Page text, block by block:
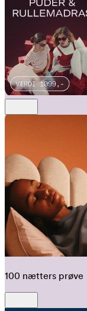
100 nætters prøve